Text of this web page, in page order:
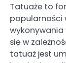
Tatuaże to
popularności
wykonywania
się w
tatuaż jest